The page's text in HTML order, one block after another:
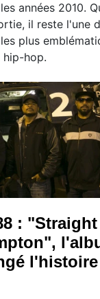
années 2010.
il reste l'une
plus
hop.
: "Straight